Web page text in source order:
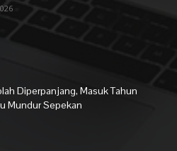
Diperpanjang, Masuk Tahun
Mundur Sepekan